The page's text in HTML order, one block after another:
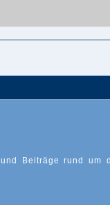
Beiträge rund um